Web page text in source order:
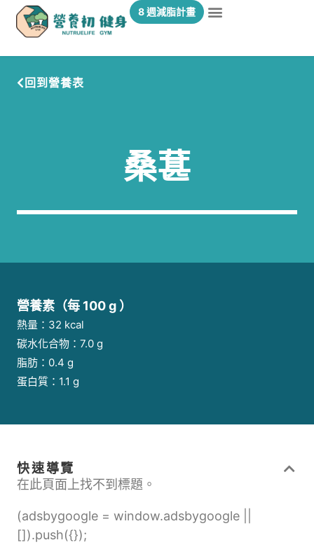
8 週減脂計畫
回到營養表
桑葚
營養素（每 100 g ）
熱量：32 kcal
碳水化合物：7.0 g
脂肪：0.4 g
蛋白質：1.1 g
快速導覽
在此頁面上找不到標題。
(adsbygoogle = window.adsbygoogle ||
[]).push({});